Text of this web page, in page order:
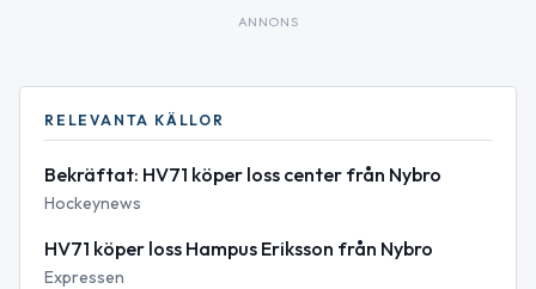
ANNONS
RELEVANTA KÄLLOR
Bekräftat: HV71 köper loss center från Nybro
Hockeynews
HV71 köper loss Hampus Eriksson från Nybro
Expressen